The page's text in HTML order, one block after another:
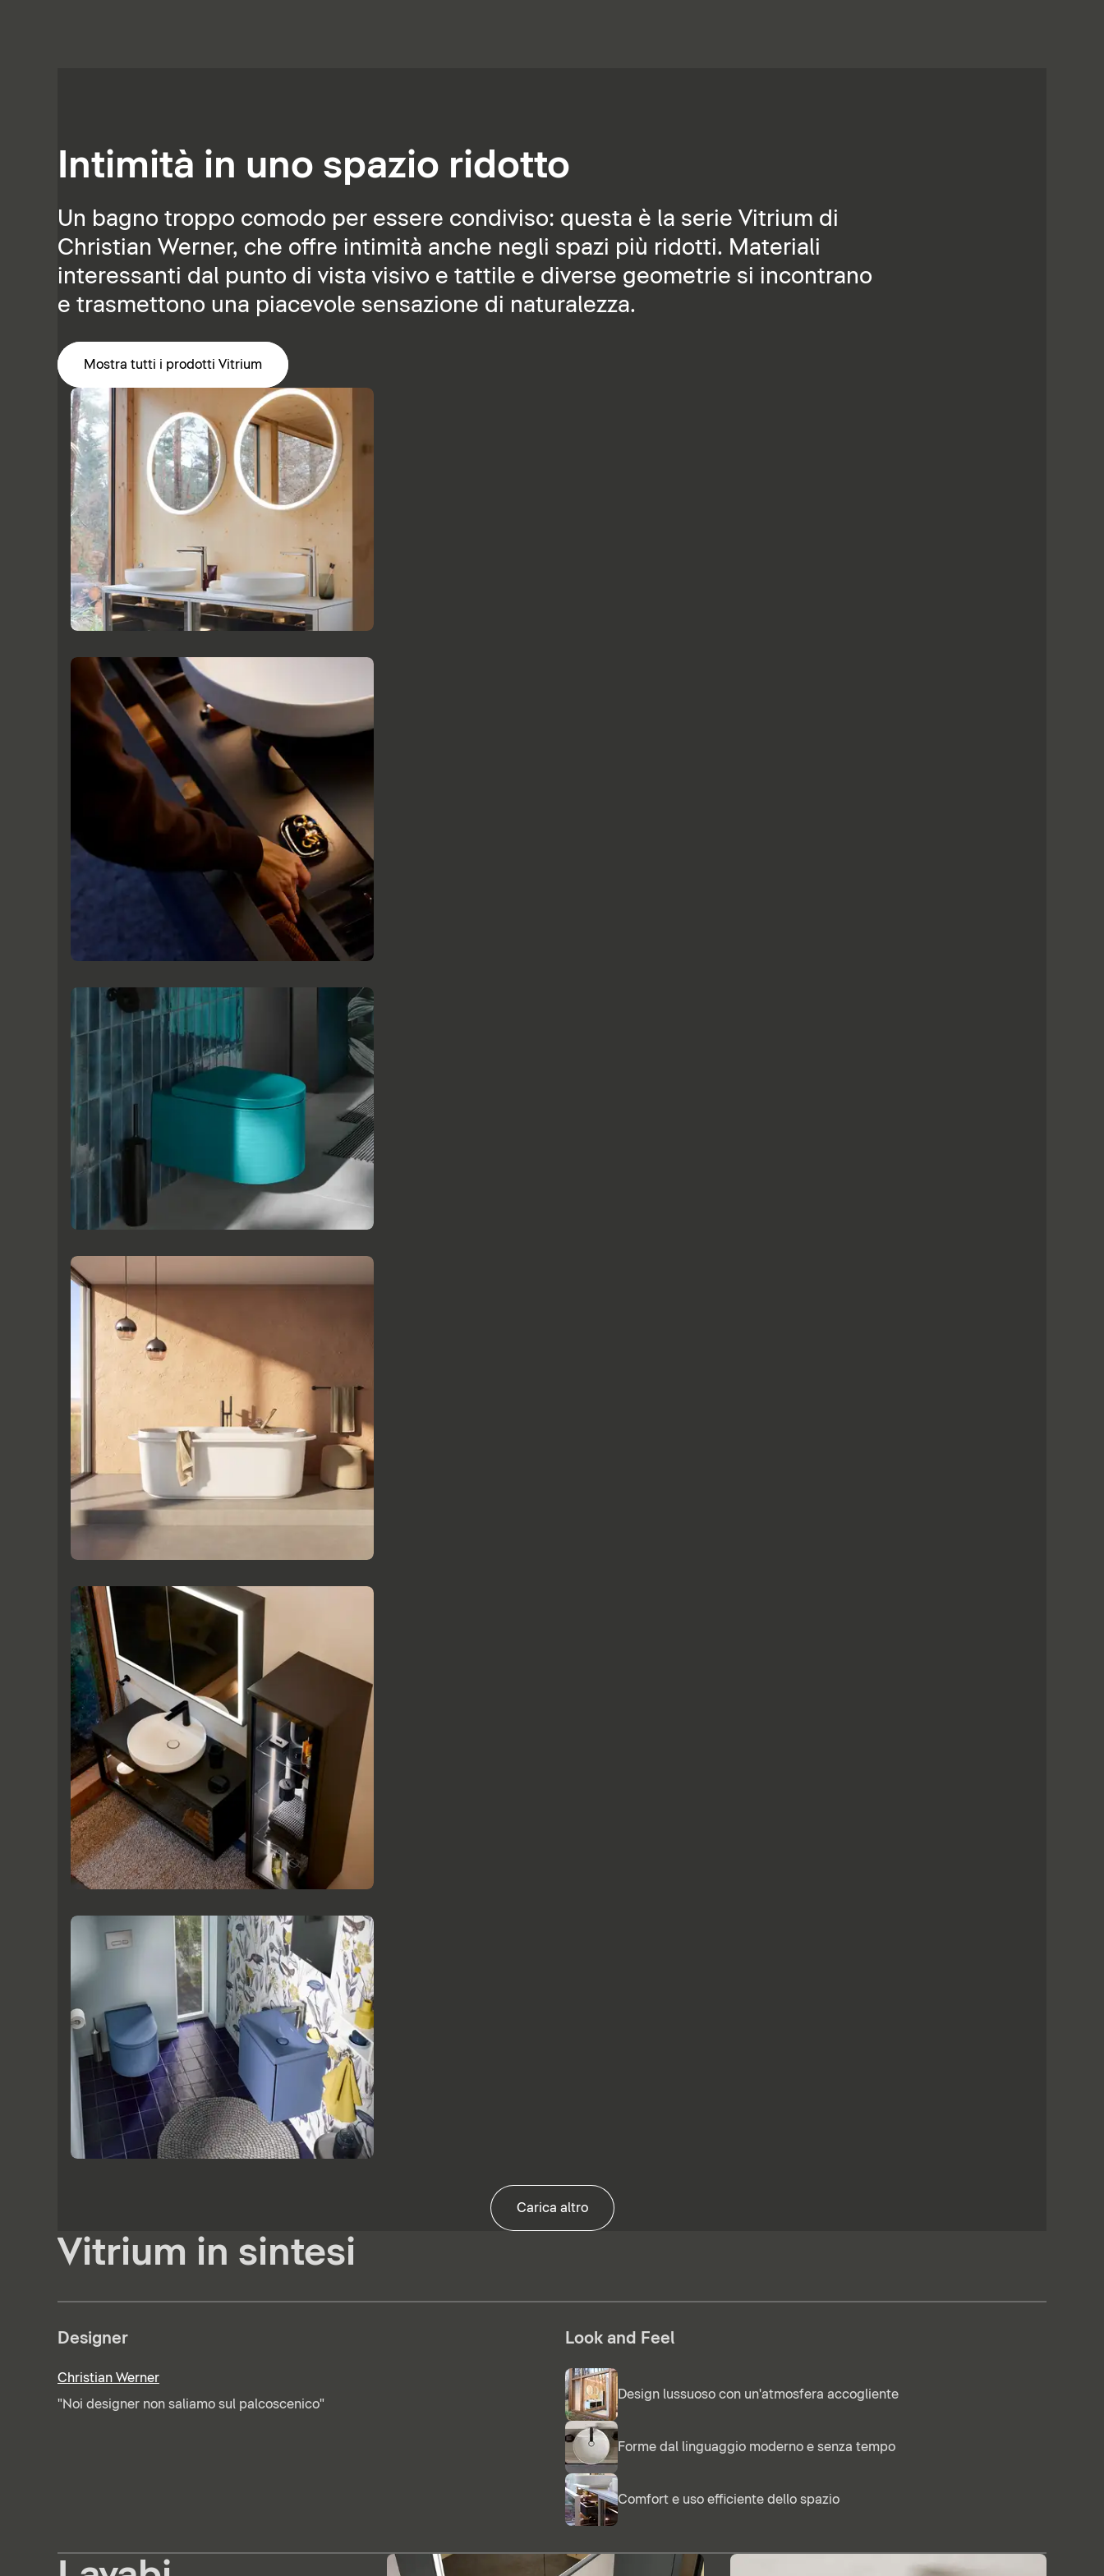
Intimità in uno spazio ridotto
Un bagno troppo comodo per essere condiviso: questa è la serie Vitrium di
Christian Werner, che offre intimità anche negli spazi più ridotti. Materiali
interessanti dal punto di vista visivo e tattile e diverse geometrie si incontrano
e trasmettono una piacevole sensazione di naturalezza.
Mostra tutti i prodotti Vitrium
Carica altro
Vitrium in sintesi
Designer
Christian Werner
"Noi designer non saliamo sul palcoscenico"
Look and Feel
Design lussuoso con un'atmosfera accogliente
Forme dal linguaggio moderno e senza tempo
Comfort e uso efficiente dello spazio